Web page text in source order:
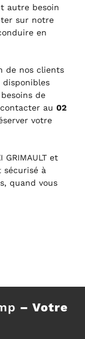
autre besoin
sur notre
en
de nos clients
disponibles
de
au 02
votre
GRIMAULT et
sécurisé à
quand vous
– Votre